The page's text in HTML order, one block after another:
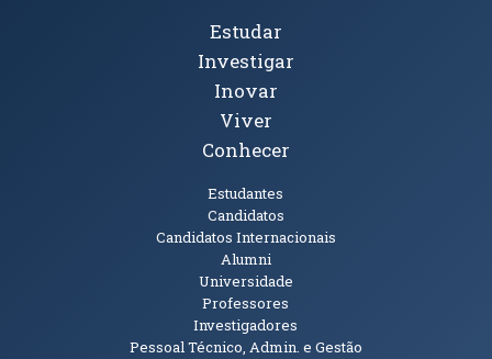
Tópicos Principais
Estudar
Investigar
Inovar
Viver
Conhecer
Estudantes
Candidatos
Candidatos Internacionais
Alumni
Universidade
Professores
Investigadores
Pessoal Técnico, Admin. e Gestão